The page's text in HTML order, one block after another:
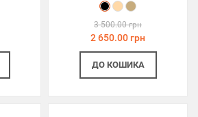
3 500.00 грн
2 650.00 грн
ДО КОШИКА